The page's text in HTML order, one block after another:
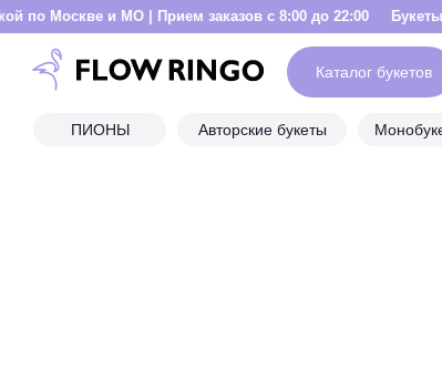
и МО | Прием заказов с 8:00 до 22:00 Букеты с
ПИОНЫ Авторские букеты
Каталог букетов